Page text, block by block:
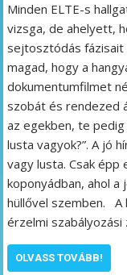
Minden ELTE-s
vizsga, de ahelyett,
sejtosztódás fázisait
magad, hogy a
dokumentumfilmet
szobát és rendezed
az egekben, te
lusta vagyok?”. A jó
vagy lusta. Csak
koponyádban, ahol
hüllővel szemben. A
érzelmi szabályozási
OLVASS TOVÁBB!